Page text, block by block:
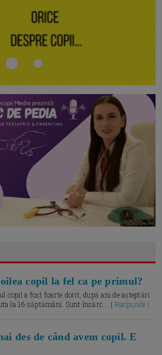
copil la fel ca pe primul?
copil a fost foarte dorit, după ani de așteptări
la 16 săptămâni. Sunt însărc... | Raspunde |
des de când avem copil. E